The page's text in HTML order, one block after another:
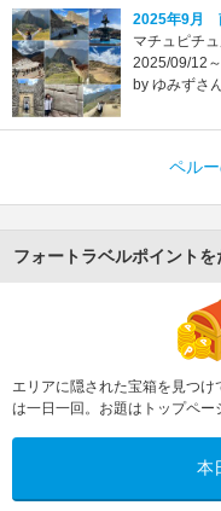
2025年9月
マチュピチュ
2025/09/12～
by ゆみずさ
ペル
フォートラベルポイントを
エリアに隠された宝箱を見つ
は一日一回。お題はトップペー
本